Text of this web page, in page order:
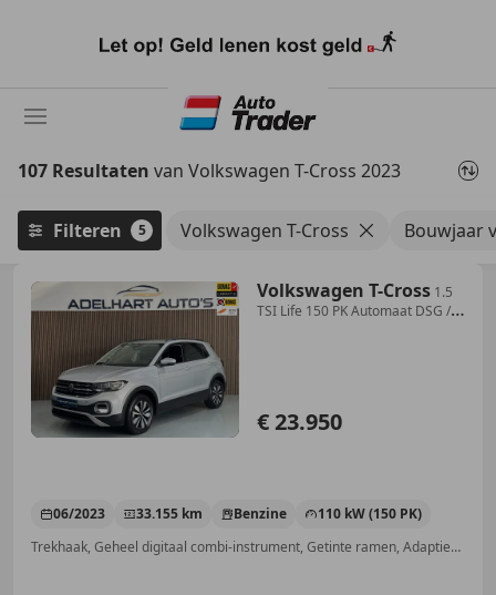
naar
107 Resultaten van Volkswagen T-Cross 2023
Filteren 5 Volkswagen T-Cross Bouwjaar
Volkswagen T-Cross 1.5
TSI Life 150 PK Automaat DSG /
€ 23.950
06/2023 33.155 km Benzine
110 kW (150 PK)
Trekhaak, Geheel digitaal combi-instrument, Getinte ramen, Adaptieve Cruise Control, Stoelverwarming, Navigatiesysteem, Dakrails, Lichtmetalen velgen